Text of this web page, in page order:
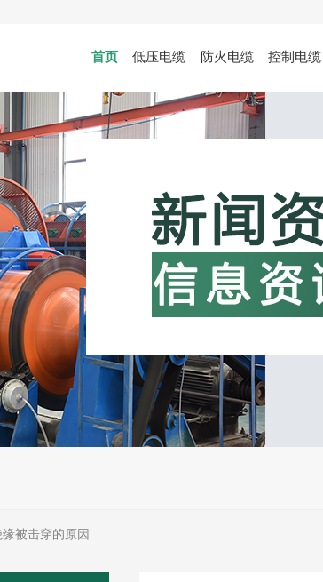
首页 低压电缆 防火电缆 控制电缆
被击穿的原因